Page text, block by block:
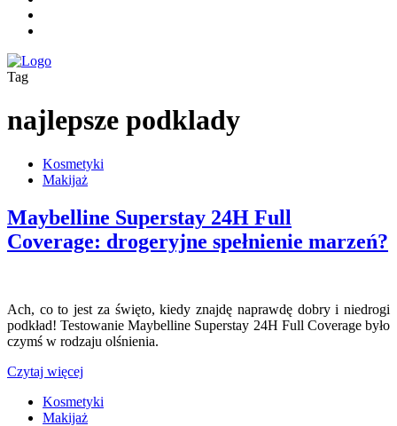
Tag
najlepsze podklady
Kosmetyki
Makijaż
Maybelline Superstay 24H Full
Coverage: drogeryjne spełnienie marzeń?
Ach, co to jest za święto, kiedy znajdę naprawdę dobry i niedrogi
podkład! Testowanie Maybelline Superstay 24H Full Coverage było
czymś w rodzaju olśnienia.
Czytaj więcej
Kosmetyki
Makijaż